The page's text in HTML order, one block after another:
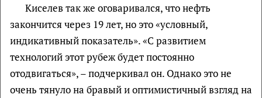
Киселев так же оговаривался, что нефть
закончится через 19 лет, но это «условный,
индикативный показатель». «С развитием
технологий этот рубеж будет постоянно
отодвигаться», – подчеркивал он. Однако это не
очень тянуло на бравый и оптимистичный взгляд на